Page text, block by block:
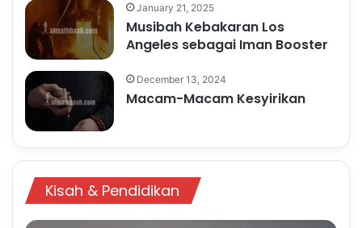
January 21, 2025
Musibah Kebakaran Los
Angeles sebagai Iman Booster
December 13, 2024
Macam-Macam Kesyirikan
Kisah & Pendidikan